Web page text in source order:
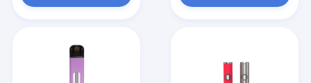
Producten